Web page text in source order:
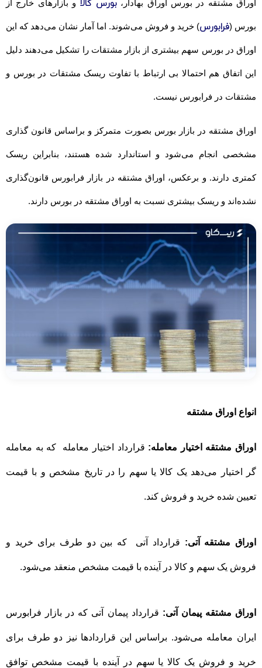
اوراق مشتقه در بورس اوراق بهادار، و بازارهای خارج از
بورس (فرابورس) خرید و فروش می‌شوند. اما آمار نشان می‌دهد که این
اوراق در بورس سهم بیشتری از بازار مشتقات را تشکیل می‌دهند دلیل
این اتفاق هم احتمالا بی ارتباط با تفاوت ریسک مشتقات در بورس و
مشتقات در فرابورس نیست.
اوراق مشتقه در بازار بورس بصورت متمرکز و براساس قانون گذاری
مشخصی انجام می‌شود و استاندارد شده هستند، بنابراین ریسک
کمتری دارند. و برعکس، اوراق مشتقه در بازار فرابورس قانون‌گذاری
نشده‌اند و ریسک بیشتری نسبت به اوراق مشتقه در بورس دارند.
انواع اوراق مشتقه
اوراق مشتقه اختیار معامله: قرارداد اختیار معامله که به معامله
گر اختیار می‌دهد یک کالا یا سهم را در تاریخ مشخص و با قیمت
تعیین شده خرید و فروش کند.
اوراق مشتقه آتی: قرارداد آتی که بین دو طرف برای خرید و
فروش یک سهم و کالا در آینده با قیمت مشخص منعقد می‌شود.
اوراق مشتقه پیمان آتی: قرارداد پیمان آتی که در بازار فرابورس
ایران معامله می‌شود. براساس این قراردادها نیز دو طرف برای
خرید و فروش یک کالا یا سهم در آینده با قیمت مشخص توافق